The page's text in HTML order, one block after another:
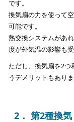
です。
換気扇の力を使って
可能です。
熱交換システムがあ
度が外気温の影響も
ただし、換気扇を2
うデメリットもありま
2． 第2種換気